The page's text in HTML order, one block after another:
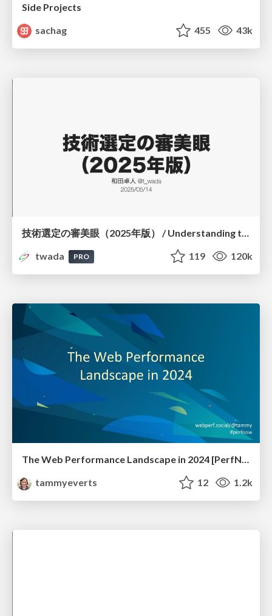
Side Projects
sachag
455 43k
技術選定の審美眼（2025年版） / Understanding the Spiral of Technologies 2025 edition
twada
PRO 119 120k
tammyeverts
12 1.2k